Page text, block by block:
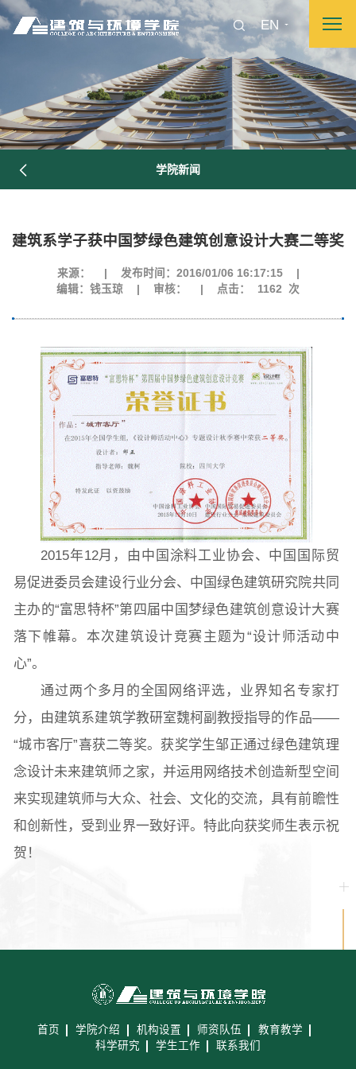
EN
学院简介 现任领导 各系介绍
院党委 院行政 院工会 教授委员会
教学科研岗 行政管理岗 实验教辅岗
本科教育 研究生教育 继续教育
学生活动 创业就业 奖助学金
常用办公电话 办事流程 材料下载
学院新闻
建筑系学子获中国梦绿色建筑创意设计大赛二等奖
来源： 发布时间：2016/01/06 16:17:15
编辑：钱玉琼
审核： 点击： 1162 次
2015年12月，由中国涂料工业协会、中国国际贸
易促进委员会建设行业分会、中国绿色建筑研究院共同
主办的“富思特杯”第四届中国梦绿色建筑创意设计大赛
落下帷幕。本次建筑设计竞赛主题为“设计师活动中
心”。
通过两个多月的全国网络评选，业界知名专家打
分，由建筑系建筑学教研室魏柯副教授指导的作品——
“城市客厅”喜获二等奖。获奖学生邹正通过绿色建筑理
念设计未来建筑师之家，并运用网络技术创造新型空间
来实现建筑师与大众、社会、文化的交流，具有前瞻性
和创新性，受到业界一致好评。特此向获奖师生表示祝
贺！
首页 学院介绍 机构设置 师资队伍
教育教学
科学研究
学生工作 联系我们